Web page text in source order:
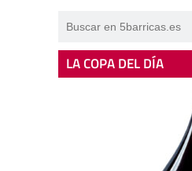
LA COPA DEL DÍA